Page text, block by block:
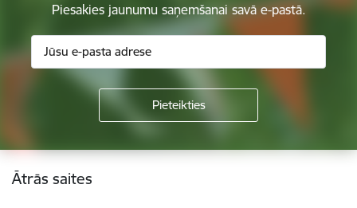
Piesakies jaunumu saņemšanai savā e-pastā.
Kājene
Ātrās saites